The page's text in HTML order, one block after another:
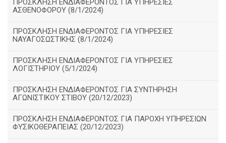
ΠΡΟΣΚΛΗΣΗ ΕΝΔΙΑΦΕΡΟΝΤΟΣ ΓΙΑ ΥΠΗΡΕΣΙΕΣ
ΑΣΘΕΝΟΦΟΡΟΥ (8/1/2024)
ΠΡΟΣΚΛΗΣΗ ΕΝΔΙΑΦΕΡΟΝΤΟΣ ΓΙΑ ΥΠΗΡΕΣΙΕΣ
ΝΑΥΑΓΟΣΩΣΤΙΚΗΣ (8/1/2024)
ΠΡΟΣΚΛΗΣΗ ΕΝΔΙΑΦΕΡΟΝΤΟΣ ΓΙΑ ΥΠΗΡΕΣΙΕΣ
ΛΟΓΙΣΤΗΡΙΟΥ (5/1/2024)
ΠΡΟΣΚΛΗΣΗ ΕΝΔΙΑΦΕΡΟΝΤΟΣ ΓΙΑ ΣΥΝΤΗΡΗΣΗ
ΑΓΩΝΙΣΤΙΚΟΥ ΣΤΙΒΟΥ (20/12/2023)
ΠΡΟΣΚΛΗΣΗ ΕΝΔΙΑΦΕΡΟΝΤΟΣ ΓΙΑ ΠΑΡΟΧΗ ΥΠΗΡΕΣΙΩΝ
ΦΥΣΙΚΟΘΕΡΑΠΕΙΑΣ (20/12/2023)